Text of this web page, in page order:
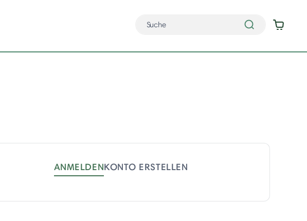
ANMELDENKONTO ERSTELLEN